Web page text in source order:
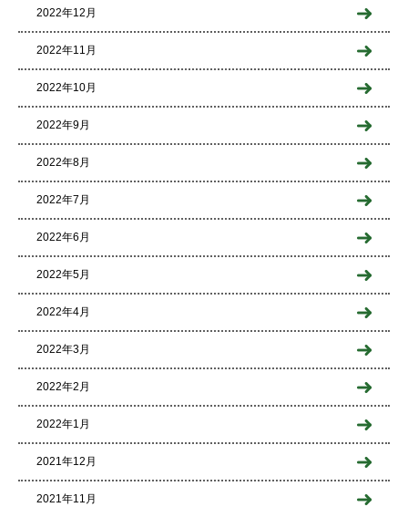
2022年12月
2022年11月
2022年10月
2022年9月
2022年8月
2022年7月
2022年6月
2022年5月
2022年4月
2022年3月
2022年2月
2022年1月
2021年12月
2021年11月